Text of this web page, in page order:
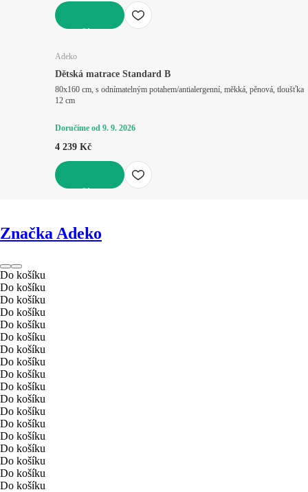
Adeko
Dětská matrace Standard B
80x160 cm, s odnímatelným potahem/antialergenní, měkká, pěnová, tloušťka
12 cm
Doručíme od 9. 9. 2026
4 239 Kč
Značka Adeko
Do košíku
Do košíku
Do košíku
Do košíku
Do košíku
Do košíku
Do košíku
Do košíku
Do košíku
Do košíku
Do košíku
Do košíku
Do košíku
Do košíku
Do košíku
Do košíku
Do košíku
Do košíku